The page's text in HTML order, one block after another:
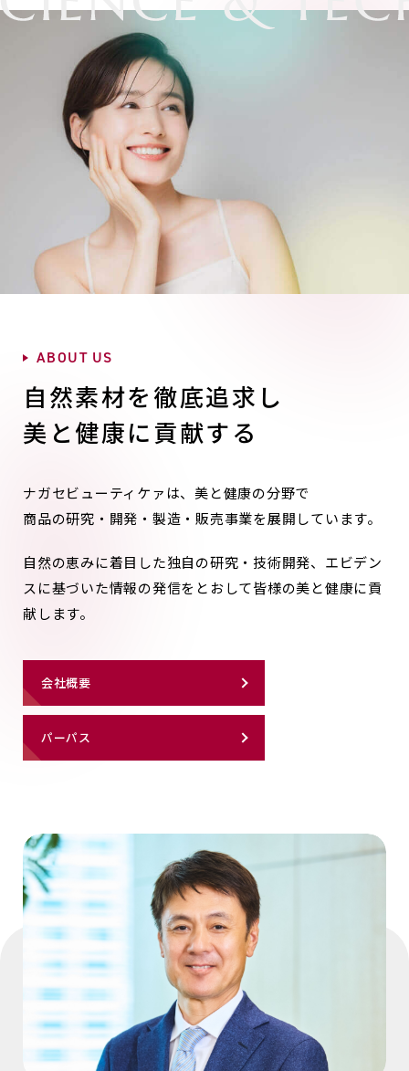
ABOUT US
自然素材を徹底追求し
美と健康に貢献する
ナガセビューティケァは、美と健康の分野で
商品の研究・開発・製造・販売事業を展開しています。
自然の恵みに着目した独自の研究・技術開発、 エビデン
スに基づいた情報の発信をとおして皆様の美と健康に貢
献します。
会社概要
パーパス